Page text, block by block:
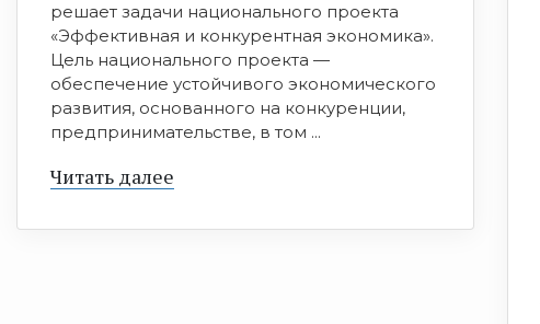
решает задачи национального проекта
«Эффективная и конкурентная экономика».
Цель национального проекта —
обеспечение устойчивого экономического
развития, основанного на конкуренции,
предпринимательстве, в том ...
Читать далее